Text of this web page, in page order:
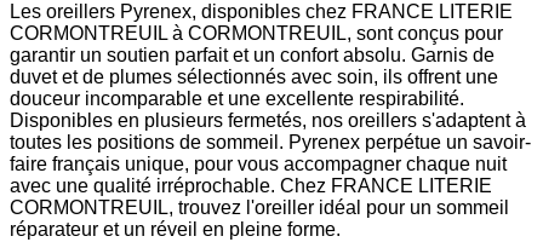
Les oreillers Pyrenex, disponibles chez FRANCE LITERIE
CORMONTREUIL à CORMONTREUIL, sont conçus pour
garantir un soutien parfait et un confort absolu. Garnis de
duvet et de plumes sélectionnés avec soin, ils offrent une
douceur incomparable et une excellente respirabilité.
Disponibles en plusieurs fermetés, nos oreillers s'adaptent à
toutes les positions de sommeil. Pyrenex perpétue un savoir-
faire français unique, pour vous accompagner chaque nuit
avec une qualité irréprochable. Chez FRANCE LITERIE
CORMONTREUIL, trouvez l'oreiller idéal pour un sommeil
réparateur et un réveil en pleine forme.